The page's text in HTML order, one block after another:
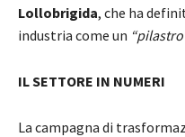
Lollobrigida, che ha
industria come un
IL SETTORE IN NUMERI
La campagna di